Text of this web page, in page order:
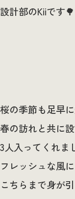
設計部のKiiです🌳
桜の季節も足早
春の訪れと共に
3人入ってくれま
フレッシュな風に
こちらまで身が